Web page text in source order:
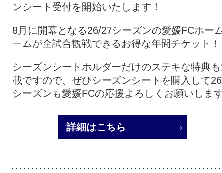
ンシート受付を開始いたします！
8月に開幕となる26/27シーズンの愛媛FCホー
ームが全試合観戦できるお得な年間チケット！
シーズンシートホルダーだけのステキな特典
載ですので、ぜひシーズンシートを購入して
シーズンも愛媛FCの応援よろしくお願いしま
詳細はこちら